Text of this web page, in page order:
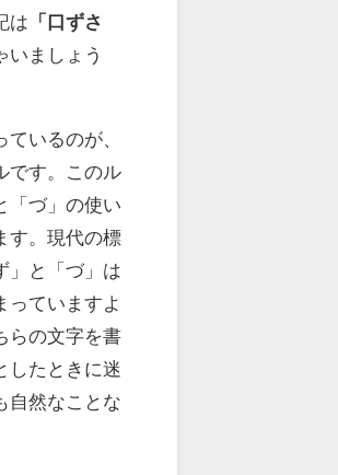
は 「口ずさ
いましょう
いるのが、
です。このル
「づ」の使い
す。現代の標
」と「づ」は
っていますよ
らの文字を書
したときに迷
自然なことな